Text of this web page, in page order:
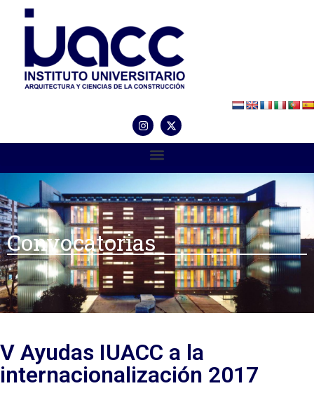
Convocatorias
V Ayudas IUACC a la
internacionalización 2017